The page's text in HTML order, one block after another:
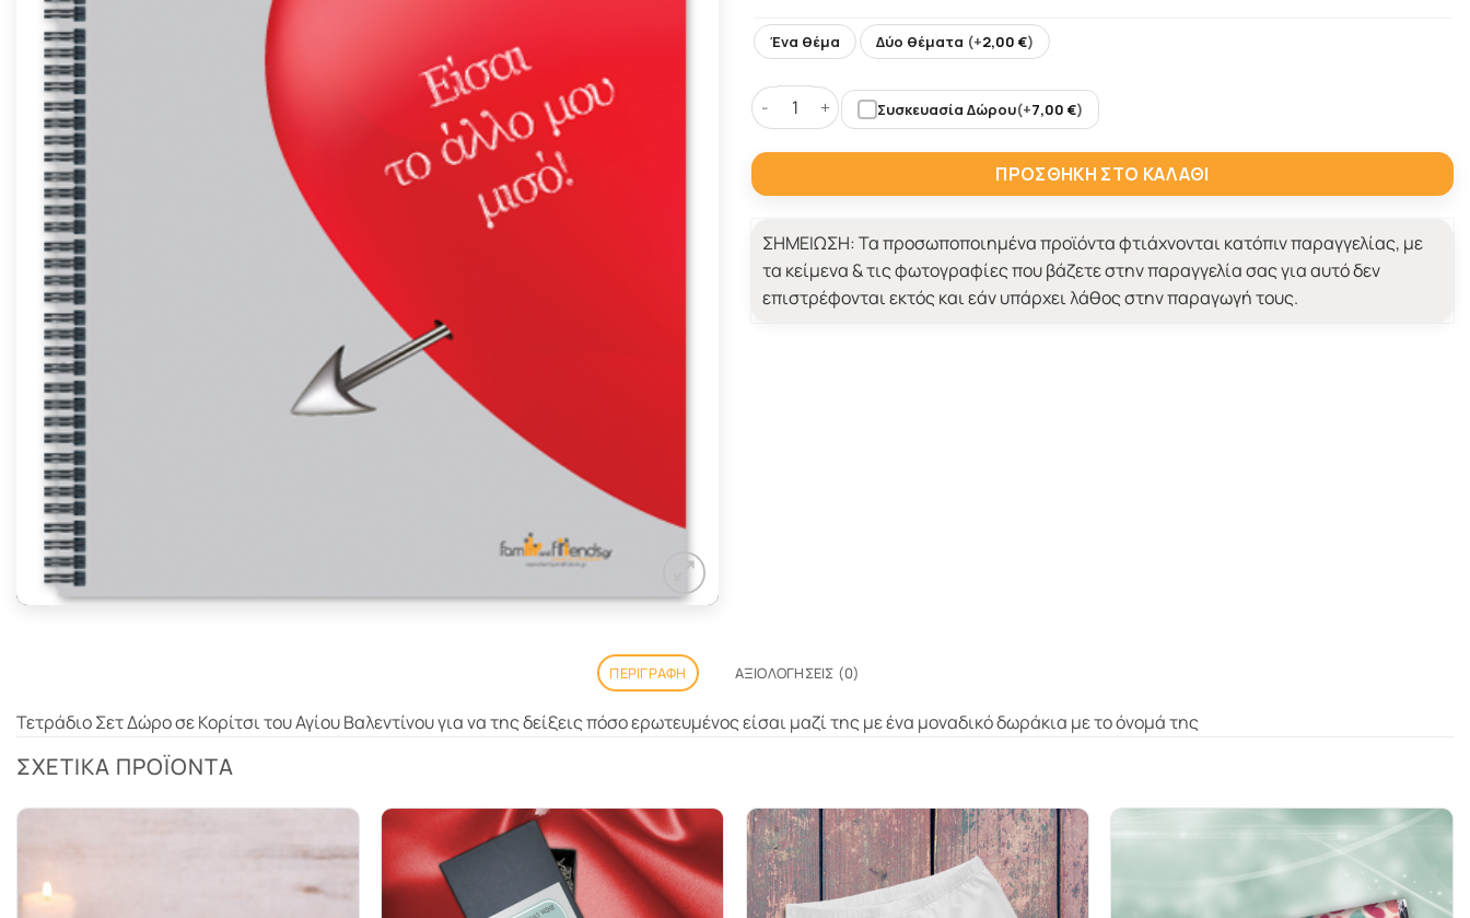
Ένα θέμα Δύο θέματα (+2,00 €)
Τετράδιο Σετ Δώρο σε Κορίτσι του Αγίου Βαλεντίνου ποσότητα
Συσκευασία Δώρου(+7,00 €)
ΠΡΟΣΘΉΚΗ ΣΤΟ ΚΑΛΆΘΙ
ΣΗΜΕΙΩΣΗ:Τα προσωποποιημένα προϊόντα φτιάχνονται κατόπιν παραγγελίας, με
τα κείμενα & τις φωτογραφίες που βάζετε στην παραγγελία σας για αυτό δεν
επιστρέφονται εκτός και εάν υπάρχει λάθος στην παραγωγή τους.
ΠΕΡΙΓΡΑΦΉ ΑΞΙΟΛΟΓΉΣΕΙΣ (0)
Τετράδιο Σετ Δώρο σε Κορίτσι του Αγίου Βαλεντίνου για να της δείξεις πόσο ερωτευμένος είσαι μαζί της με ένα μοναδικό δωράκια με το όνομά της
ΣΧΕΤΙΚΆ ΠΡΟΪΌΝΤΑ